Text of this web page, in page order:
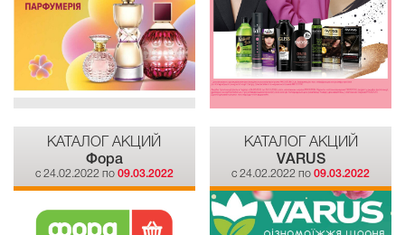
КАТАЛОГ АКЦИЙ
Фора
c 24.02.2022 по 09.03.2022
КАТАЛОГ АКЦИЙ
VARUS
c 24.02.2022 по09.03.2022